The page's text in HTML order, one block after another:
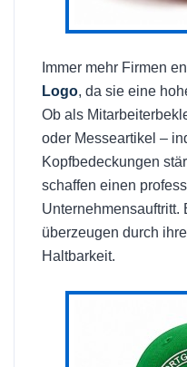
Immer mehr Firmen
Logo, da sie eine
Ob als
oder Messeartikel –
Kopfbedeckungen
schaffen einen
Unternehmensauftritt.
überzeugen durch
Haltbarkeit.